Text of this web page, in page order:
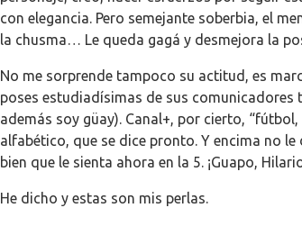
con elegancia. Pero semejante soberbia, el
la chusma… Le queda gagá y desmejora la
No me sorprende tampoco su actitud, es
poses estudiadísimas de sus
además soy güay). Canal+, por cierto,
alfabético, que se dice pronto. Y encima no
bien que le sienta ahora en la 5. ¡Guapo,
He dicho y estas son mis perlas.